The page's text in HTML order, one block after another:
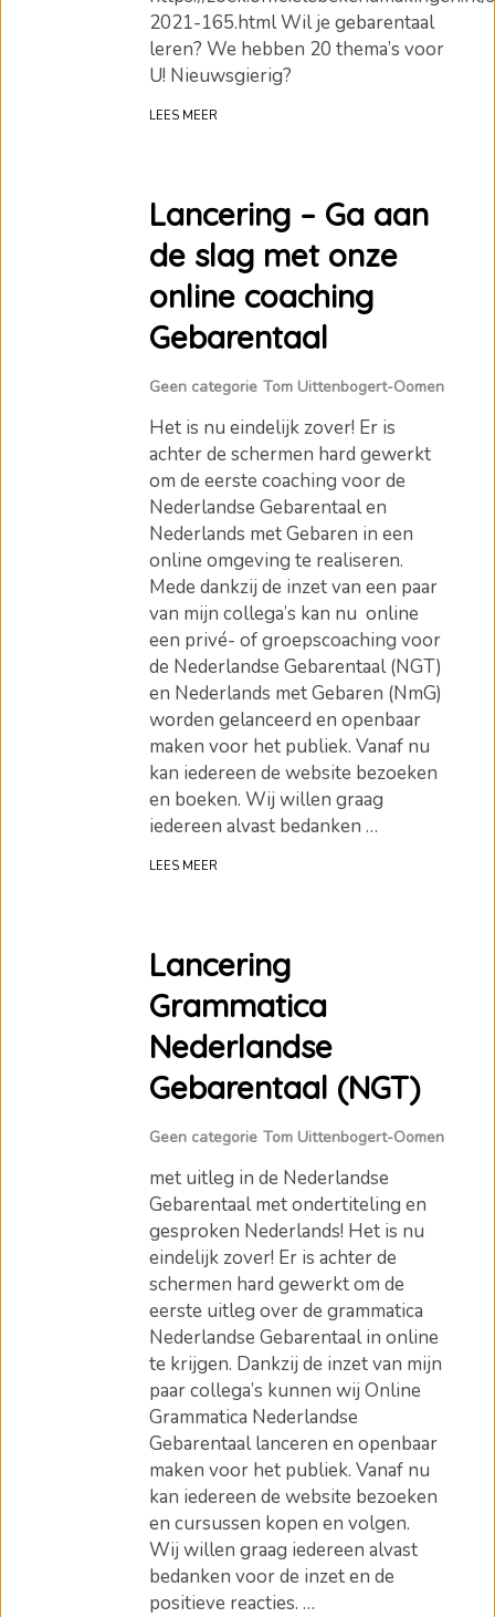
2021-165.html Wil je gebarentaal
leren? We hebben 20 thema’s voor
U! Nieuwsgierig?
LEES MEER
Lancering – Ga aan
de slag met onze
online coaching
Gebarentaal
Geen categorie Tom Uittenbogert-Oomen
Het is nu eindelijk zover! Er is
achter de schermen hard gewerkt
om de eerste coaching voor de
Nederlandse Gebarentaal en
Nederlands met Gebaren in een
online omgeving te realiseren.
Mede dankzij de inzet van een paar
van mijn collega’s kan nu online
een privé- of groepscoaching voor
de Nederlandse Gebarentaal (NGT)
en Nederlands met Gebaren (NmG)
worden gelanceerd en openbaar
maken voor het publiek. Vanaf nu
kan iedereen de website bezoeken
en boeken. Wij willen graag
iedereen alvast bedanken …
LEES MEER
Lancering
Grammatica
Nederlandse
Gebarentaal (NGT)
Geen categorie Tom Uittenbogert-Oomen
met uitleg in de Nederlandse
Gebarentaal met ondertiteling en
gesproken Nederlands! Het is nu
eindelijk zover! Er is achter de
schermen hard gewerkt om de
eerste uitleg over de grammatica
Nederlandse Gebarentaal in online
te krijgen. Dankzij de inzet van mijn
paar collega’s kunnen wij Online
Grammatica Nederlandse
Gebarentaal lanceren en openbaar
maken voor het publiek. Vanaf nu
kan iedereen de website bezoeken
en cursussen kopen en volgen.
Wij willen graag iedereen alvast
bedanken voor de inzet en de
positieve reacties. …